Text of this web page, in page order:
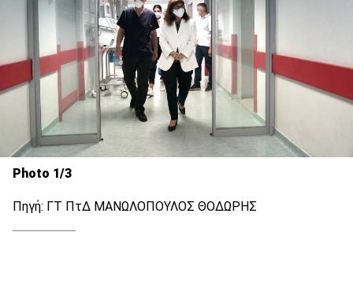
Photo 1/3
Πηγή: ΓΤ ΠτΔ ΜΑΝΩΛΟΠΟΥΛΟΣ ΘΟΔΩΡΗΣ